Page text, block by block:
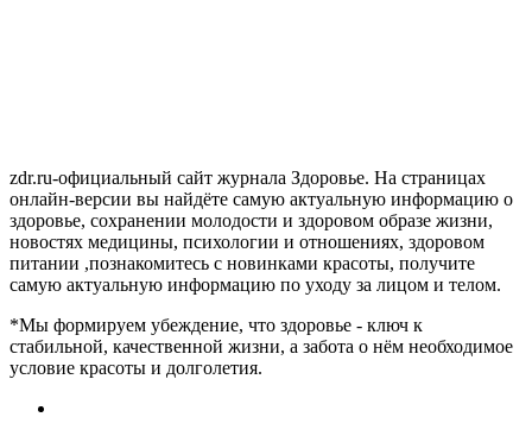
zdr.ru-официальный сайт журнала Здоровье. На страницах
онлайн-версии вы найдёте самую актуальную информацию о
здоровье, сохранении молодости и здоровом образе жизни,
новостях медицины, психологии и отношениях, здоровом
питании ,познакомитесь с новинками красоты, получите
самую актуальную информацию по уходу за лицом и телом.
*Мы формируем убеждение, что здоровье - ключ к
стабильной, качественной жизни, а забота о нём необходимое
условие красоты и долголетия.